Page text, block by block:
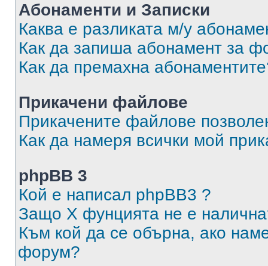
Абонаменти и Записки
Каква е разликата м/у
Как да запиша абонамент за
Как да премахна
Прикачени файлове
Прикачените файлове
Как да намеря всички мой
phpBB 3
Кой е написал phpBB3 ?
Защо X фунцията не е
Към кой да се обърна, ако
форум?